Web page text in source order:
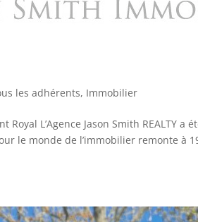
les adhérents, Immobilier
Royal L’Agence Jason Smith REALTY
le monde de l’immobilier remonte à